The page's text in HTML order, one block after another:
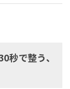
秒で整う、